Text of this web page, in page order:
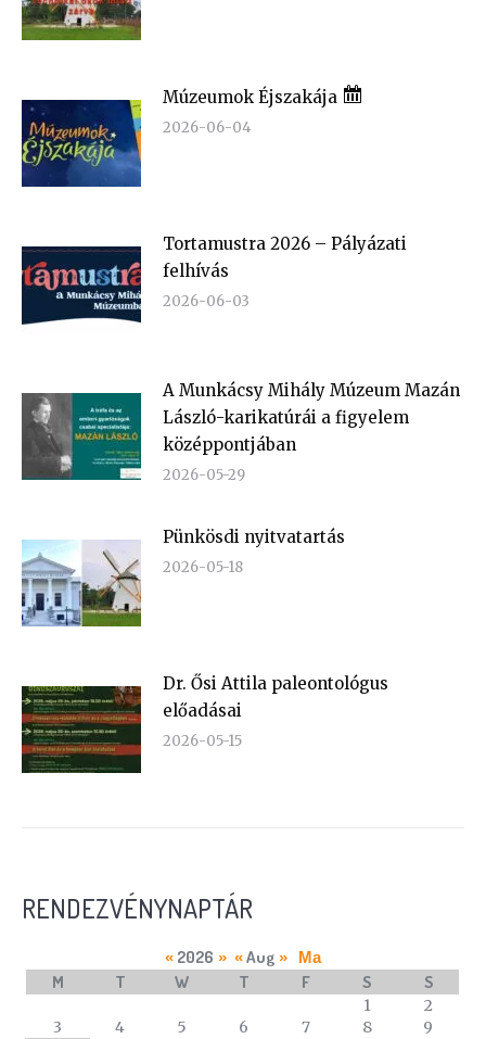
Múzeumok Éjszakája
2026-06-04
Tortamustra 2026 – Pályázati
felhívás
2026-06-03
A Munkácsy Mihály Múzeum Mazán
László-karikatúrái a figyelem
középpontjában
2026-05-29
Pünkösdi nyitvatartás
2026-05-18
Dr. Ősi Attila paleontológus
előadásai
2026-05-15
RENDEZVÉNYNAPTÁR
calendar
« 2026 » « Aug » Ma
M T W T F S S
1
2
3
4 5 6 7 8
9